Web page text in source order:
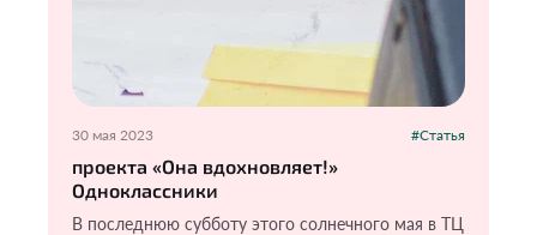
30 мая 2023 #Статья
проекта «Она вдохновляет!»
Одноклассники
В последнюю субботу этого солнечного мая в ТЦ